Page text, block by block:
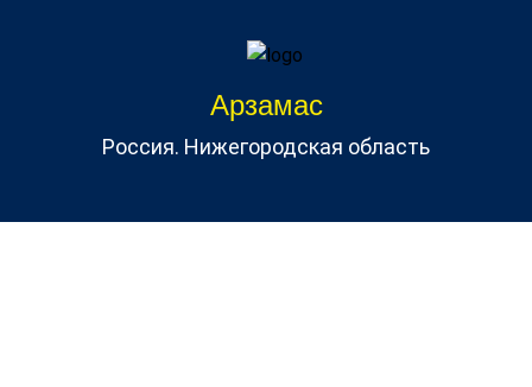
Арзамас
Россия. Нижегородская область